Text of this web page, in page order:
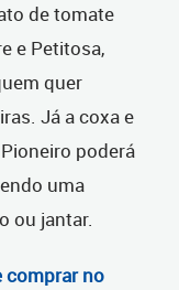
de tomate
e Petitosa,
quer
Já a coxa e
poderá
uma
ou jantar.
comprar no